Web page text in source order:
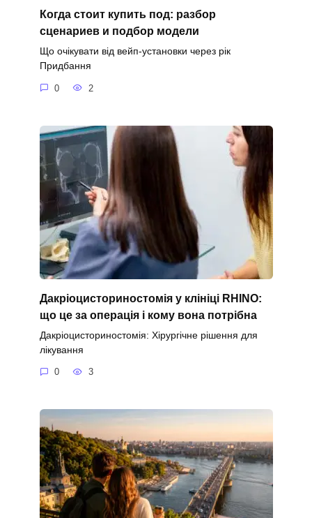
Когда стоит купить под: разбор
сценариев и подбор модели
Що очікувати від вейп-установки через рік
Придбання
0 2
Дакріоцисториностомія у клініці RHINO:
що це за операція і кому вона потрібна
Дакріоцисториностомія: Хірургічне рішення для
лікування
0 3